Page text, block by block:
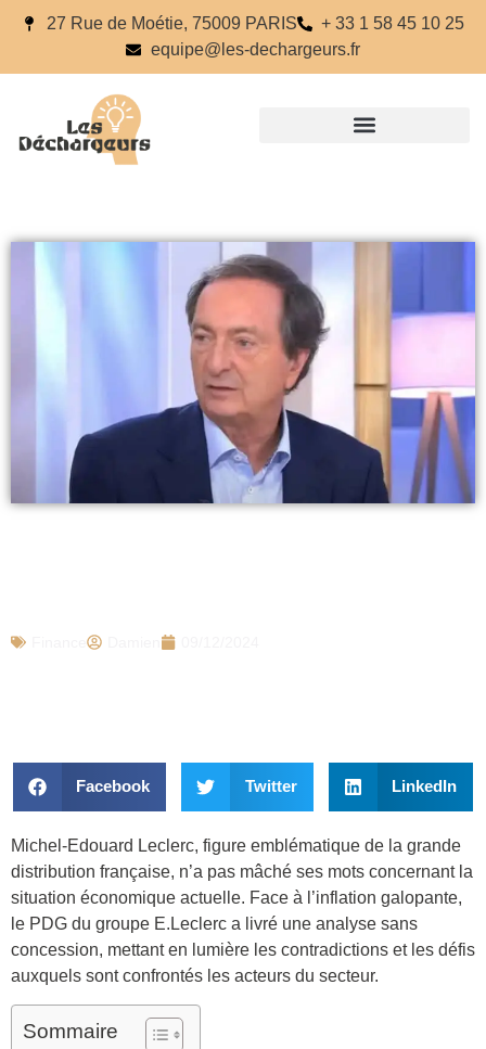
27 Rue de Moétie, 75009 PARIS
+ 33 1 58 45 10 25
equipe@les-dechargeurs.fr
Facebook Twitter LinkedIn
Michel-Edouard Leclerc, figure emblématique de la grande
distribution française, n’a pas mâché ses mots concernant la
situation économique actuelle. Face à l’inflation galopante,
le PDG du groupe E.Leclerc a livré une analyse sans
concession, mettant en lumière les contradictions et les défis
auxquels sont confrontés les acteurs du secteur.
Sommaire